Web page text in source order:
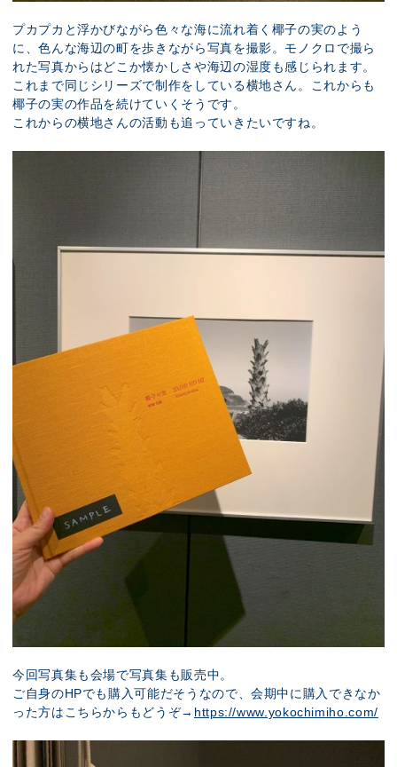
プカプカと浮かびながら色々な海に流れ着く椰子の実のよう
に、色んな海辺の町を歩きながら写真を撮影。モノクロで撮ら
れた写真からはどこか懐かしさや海辺の湿度も感じられます。
これまで同じシリーズで制作をしている横地さん。これからも
椰子の実の作品を続けていくそうです。
これからの横地さんの活動も追っていきたいですね。
今回写真集も会場で写真集も販売中。
ご自身のHPでも購入可能だそうなので、会期中に購入できなか
った方はこちらからもどうぞ→ https://www.yokochimiho.com/